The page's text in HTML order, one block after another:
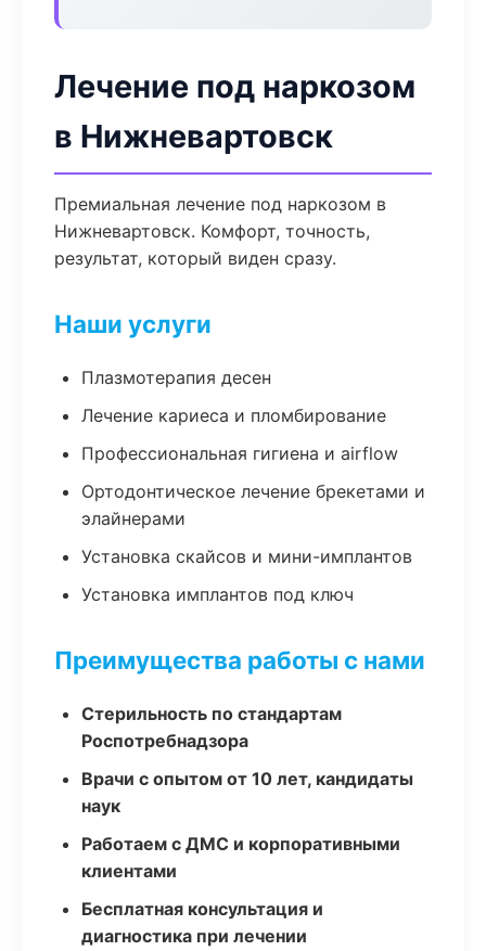
Лечение под наркозом
в Нижневартовск
Премиальная лечение под наркозом в
Нижневартовск. Комфорт, точность,
результат, который виден сразу.
Наши услуги
Плазмотерапия десен
Лечение кариеса и пломбирование
Профессиональная гигиена и airflow
Ортодонтическое лечение брекетами и
элайнерами
Установка скайсов и мини-имплантов
Установка имплантов под ключ
Преимущества работы с нами
Стерильность по стандартам
Роспотребнадзора
Врачи с опытом от 10 лет, кандидаты
наук
Работаем с ДМС и корпоративными
клиентами
Бесплатная консультация и
диагностика при лечении